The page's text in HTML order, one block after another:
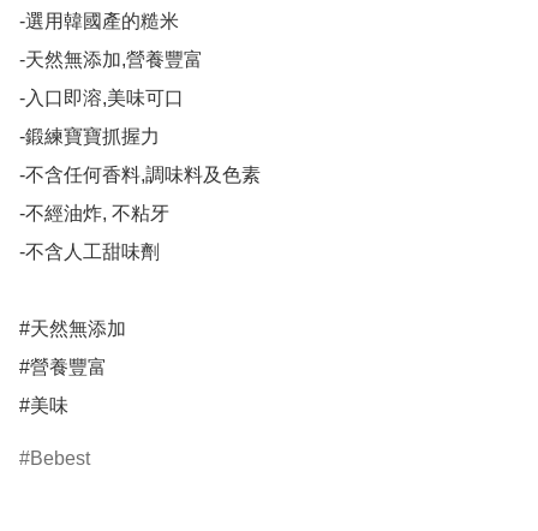
-選用韓國產的糙米
-天然無添加,營養豐富
-入口即溶,美味可口
-鍛練寶寶抓握力
-不含任何香料,調味料及色素
-不經油炸, 不粘牙
-不含人工甜味劑
#天然無添加
#營養豐富
#美味
Bebest